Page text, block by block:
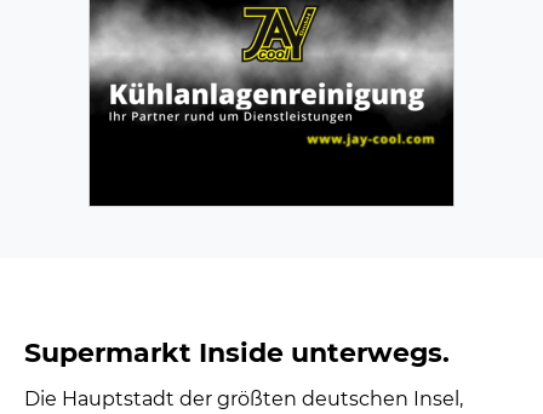
Supermarkt Inside unterwegs.
Die Hauptstadt der größten deutschen Insel,